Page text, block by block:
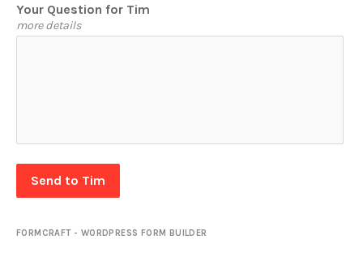
Your Question for Tim
more details
Send to Tim
FORMCRAFT - WORDPRESS FORM BUILDER